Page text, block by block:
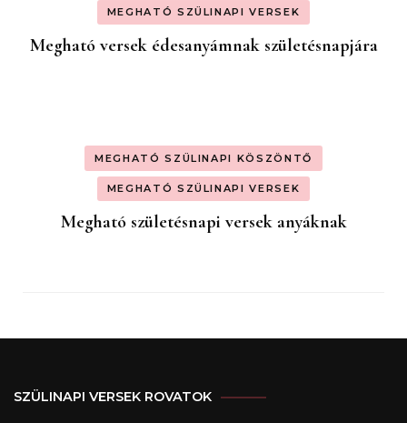
MEGHATÓ SZÜLINAPI VERSEK
Megható versek édesanyámnak születésnapjára
MEGHATÓ SZÜLINAPI KÖSZÖNTŐ
MEGHATÓ SZÜLINAPI VERSEK
Megható születésnapi versek anyáknak
SZÜLINAPI VERSEK ROVATOK